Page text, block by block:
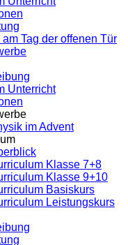
Tag der offenen Tür
Unterricht
im Advent
Klasse 7+8
Klasse 9+10
Basiskurs
Leistungskurs